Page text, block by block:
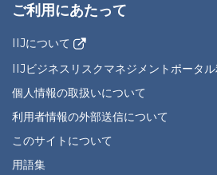
ご利用にあたって
IIJについて
IIJビジネスリスクマネジメントポータ
個人情報の取扱いについて
利用者情報の外部送信について
このサイトについて
用語集